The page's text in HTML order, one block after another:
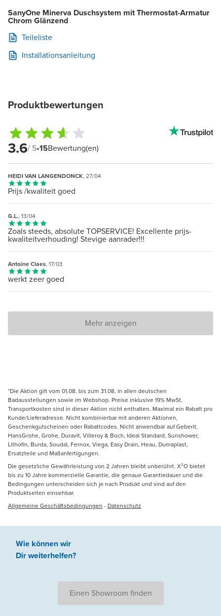
SanyOne Minerva Duschsystem mit Thermostat-Armatur
Chrom Glänzend
Teileliste
Installationsanleitung
Produktbewertungen
3.6/ 5•15Bewertung(en)
HEIDI VAN LANGENDONCK, 27/04
Prijs /kwaliteit goed
G.L., 13/04
Zoals steeds, absolute TOPSERVICE! Excellente prijs-
kwaliteitverhouding! Stevige aanrader!!!
Antoine Claes, 17/03
werkt zeer goed
Mehr anzeigen
*Die Aktion gilt vom 01.08. bis zum 31.08. in allen deutschen
Badausstellungen sowie im Webshop. Preise inklusive 19% MwSt.
Transportkosten sind in dieser Aktion nicht enthalten. Maximal ein Rabatt pro
Kunde/Lieferadresse. Nicht kombinierbar mit anderen Aktionen,
Geschenkgutscheinen oder Rabattcodes. Nicht anwendbar auf Geberit,
HansGrohe, Grohe, Duravit, Villeroy & Boch, Ideal Standard, Sunshower,
Lithofin, Burda, Soudal, Fernox, Viega, Easy Drain, Heau, Dumaplast,
Ersatzteile und Maßanfertigungen.
Die gesetzliche Gewährleistung von 2 Jahren bleibt unberührt. X²O bietet
bis zu 10 Jahre kommerzielle Garantie, die genaue Garantiedauer und die
Bedingungen unterscheiden sich je nach Produkt und sind auf den
Produktseiten einsehbar.
Allgemeine Geschäftsbedingungen - Datenschutz
Wie können wir
Dir weiterhelfen?
Einen Showroom finden